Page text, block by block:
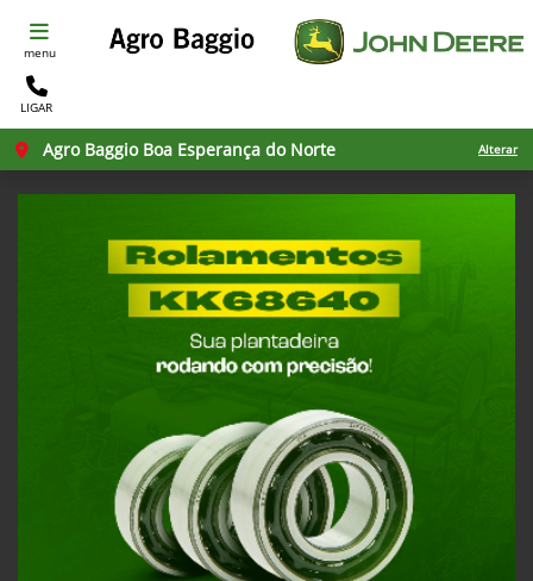
menu
LIGAR
Agro Baggio Boa Esperança do Norte Alterar